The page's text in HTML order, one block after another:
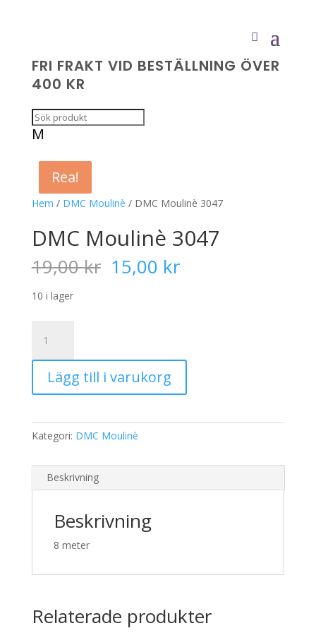
FRI FRAKT VID BESTÄLLNING ÖVER
400 KR
M
Hem / DMC Moulinè / DMC Moulinè 3047
Rea!
DMC Moulinè 3047
19,00kr Det
ursprungliga
15,00 krDet
10 i lager
Moulinè
3047
mängdLägg till i varukorg
Kategori: DMC Moulinè
Beskrivning
Beskrivning
8 meter
Relaterade produkter
Rea!
Rea!
Rea!